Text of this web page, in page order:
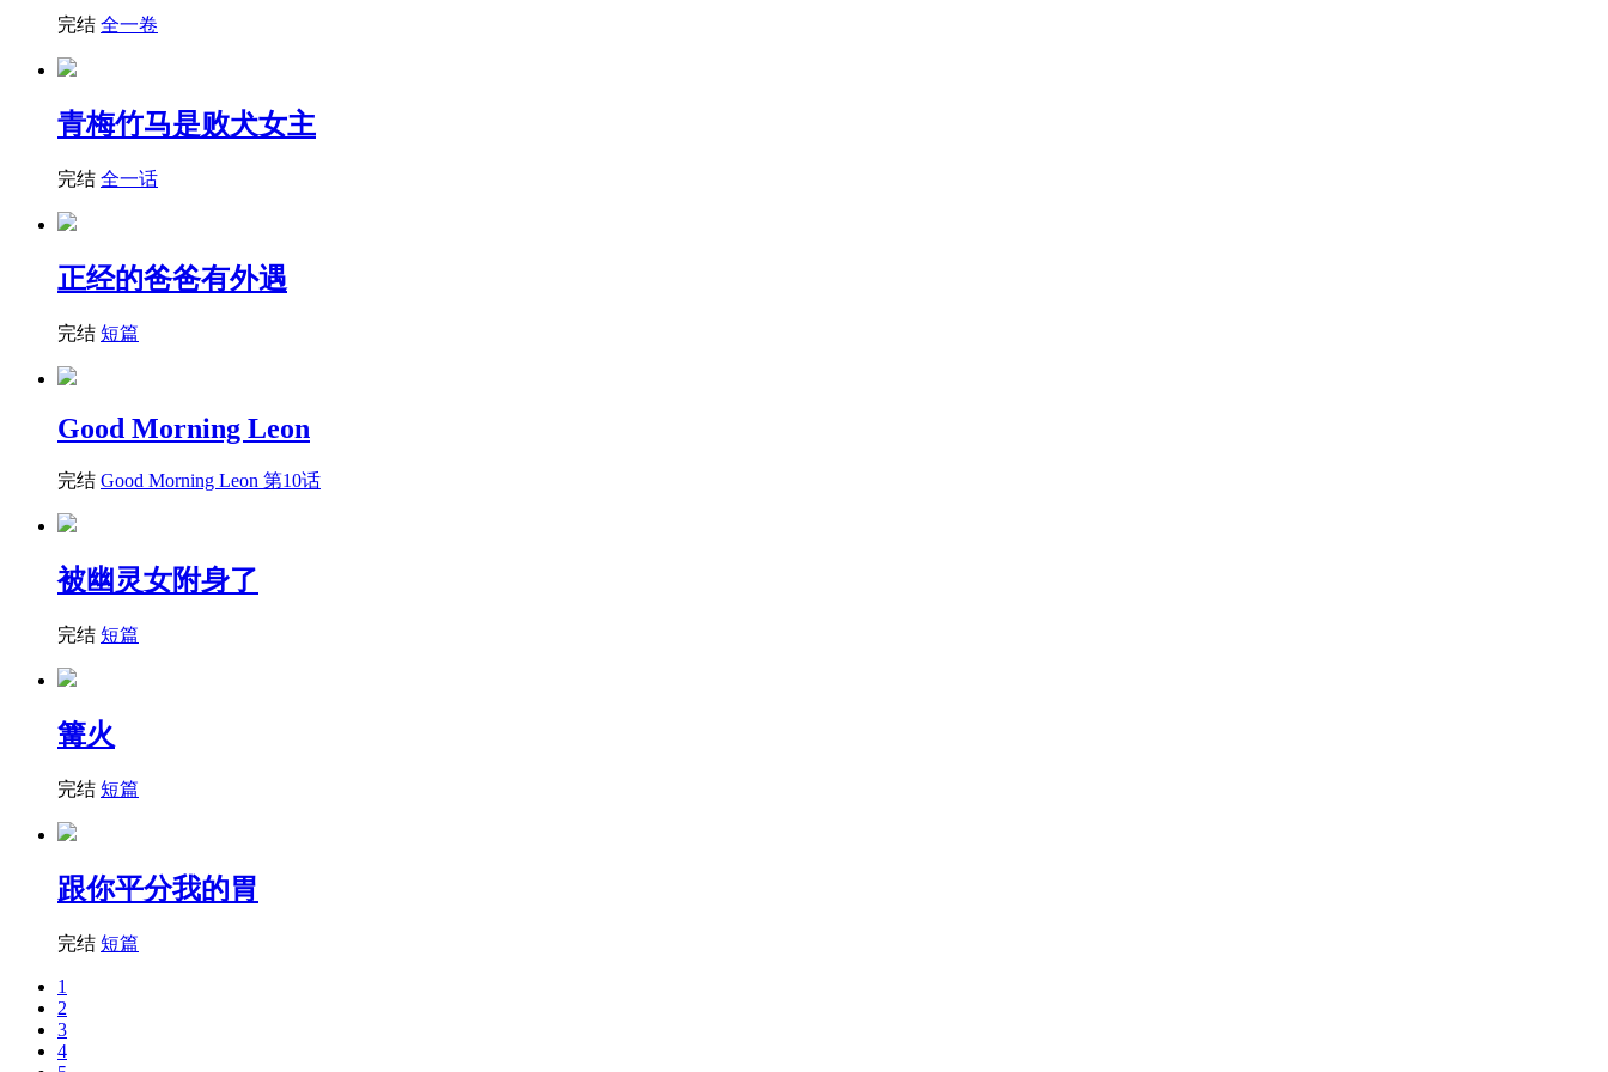
完结 全一卷
青梅竹马是败犬女主
完结 全一话
正经的爸爸有外遇
完结 短篇
Good Morning Leon
完结 Good Morning Leon 第10话
被幽灵女附身了
完结 短篇
篝火
完结 短篇
跟你平分我的胃
完结 短篇
1
2
3
4